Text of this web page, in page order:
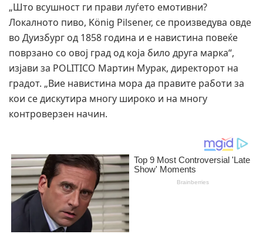
„Што всушност ги прави луѓето емотивни?
Локалното пиво, König Pilsener, се произведува овде
во Дуизбург од 1858 година и е навистина повеќе
поврзано со овој град од која било друга марка“,
изјави за POLITICO Мартин Мурак, директорот на
градот. „Вие навистина мора да правите работи за
кои се дискутира многу широко и на многу
контроверзен начин.